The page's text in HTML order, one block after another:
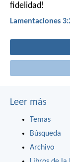
fidelidad!
Lamentaciones
Leer más
Temas
Búsqueda
Archivo